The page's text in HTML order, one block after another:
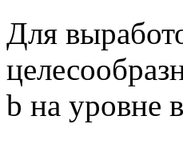
Для
b на уровне